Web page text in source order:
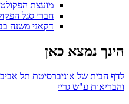
מועצת
חברי סגל
דקאני משנה
הינך נמצא כאן
לדף הבית של אוניברסיטת תל אביב
והבריאות ע"ש גריי